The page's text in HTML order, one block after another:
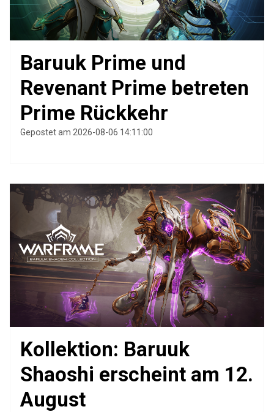
Baruuk Prime und
Revenant Prime betreten
Prime Rückkehr
Gepostet am 2026-08-06 14:11:00
Kollektion: Baruuk
Shaoshi erscheint am 12.
August